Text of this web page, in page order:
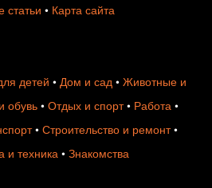
статьи • Карта сайта
детей • Дом и сад• Животные и
обувь • Отдых и спорт• Работа •
• Строительство и ремонт•
и техника • Знакомства